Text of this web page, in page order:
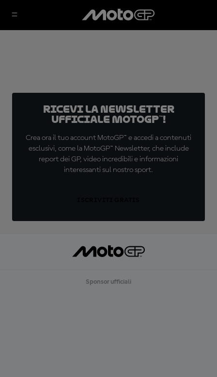
Ricevi la newsletter
ufficiale MotoGP™!
Crea ora il tuo account MotoGP™ e accedi a contenuti
esclusivi, come la MotoGP™ Newsletter, che include
report dei GP, video incredibili e informazioni
interessanti sul nostro sport.
Sponsor ufficiali